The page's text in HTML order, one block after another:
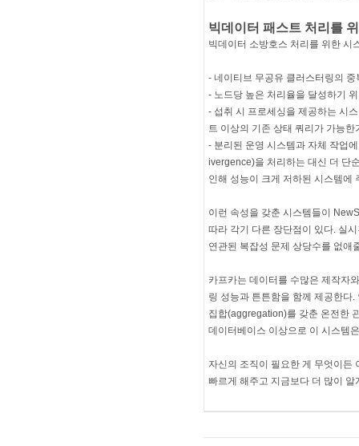
빅데이터 패스트 처리를
빅데이터 소방호스 처리를 위한 시
- 네이티브 무공유 클러스터링의
- 노드당 높은 처리율을 달성하기
- 섭취 시 프로세싱을 제공하는 시
트 이상의 기존 상태 쿼리가 가능한
- 분리된 운영 시스템과 자체 작업
ivergence)을 처리하는 대신 더 단
인해 성능이 크게 저하된 시스템에
이런 속성을 갖춘 시스템들이
따라 각기 다른 장단점이 있다. 실
연관된 복잡성 문제 상당수를 없애
카프카는 데이터를 수많은 제작자
링 성능과 튼튼함을 함께 제공한
집합(aggregation)를 갖춘 온전한
데이터베이스 이상으로 이 시스템
자신의 조직이 필요한 게 무엇이든
빠르게 해주고 지금보다 더 많이 알